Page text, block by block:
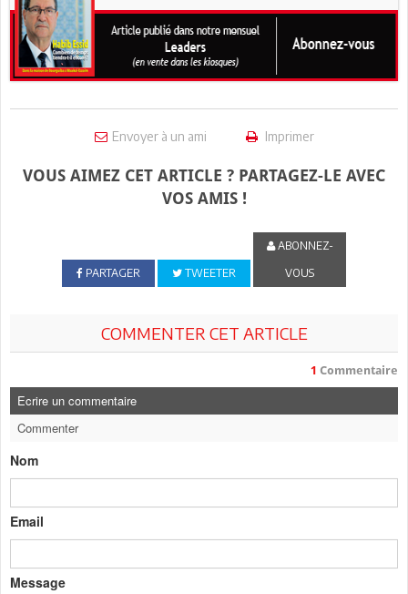
Envoyer à un ami Imprimer
VOUS AIMEZ CET ARTICLE ? PARTAGEZ-LE AVEC
VOS AMIS !
PARTAGER TWEETER
ABONNEZ-
VOUS
COMMENTER CET ARTICLE
1 Commentaire
Ecrire un commentaire
Commenter
Nom
Email
Message